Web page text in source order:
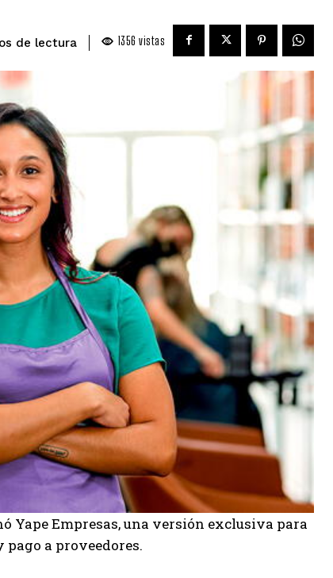
de lectura 1356 vistas
Yape Empresas, una versión exclusiva para
pago a proveedores.